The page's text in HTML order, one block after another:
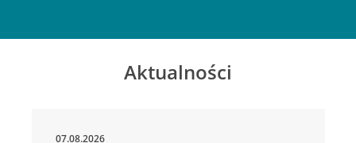
Aktualności
07.08.2026